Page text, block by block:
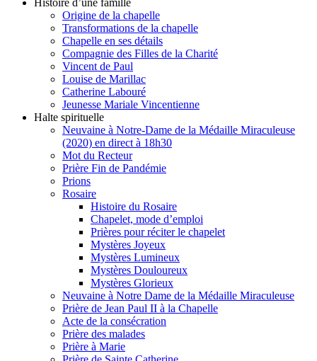
Origine de la chapelle
Transformations de la chapelle
Chapelle en ses détails
Compagnie des Filles de la Charité
Vincent de Paul
Louise de Marillac
Catherine Labouré
Jeunesse Mariale Vincentienne
Halte spirituelle
Neuvaine à Notre-Dame de la Médaille Miraculeuse
(2020) en direct à 18h30
Mot du Recteur
Prière Fin de Pandémie
Prions
Rosaire
Histoire du Rosaire
Chapelet, mode d’emploi
Prières pour réciter le chapelet
Mystères Joyeux
Mystères Lumineux
Mystères Douloureux
Mystères Glorieux
Neuvaine à Notre Dame de la Médaille Miraculeuse
Prière de Jean Paul II à la Chapelle
Acte de la consécration
Prière des malades
Prière à Marie